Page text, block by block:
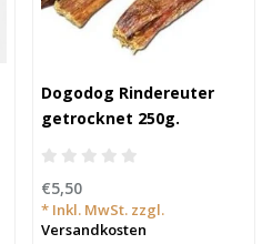
Dogodog Rindereuter
getrocknet 250g.
€5,50
* Inkl. MwSt. zzgl.
Versandkosten